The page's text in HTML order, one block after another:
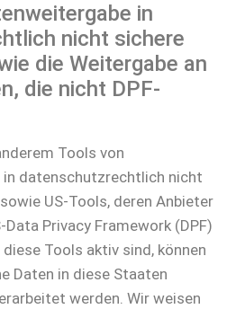
in
nicht sichere
die Weitergabe an
die nicht DPF-
Tools von
datenschutzrechtlich nicht
US-Tools, deren Anbieter
Privacy Framework (DPF)
Tools aktiv sind, können
Daten in diese Staaten
werden. Wir weisen